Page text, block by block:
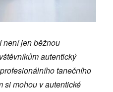
není jen běžnou
autentický
tanečního
si mohou v autentické